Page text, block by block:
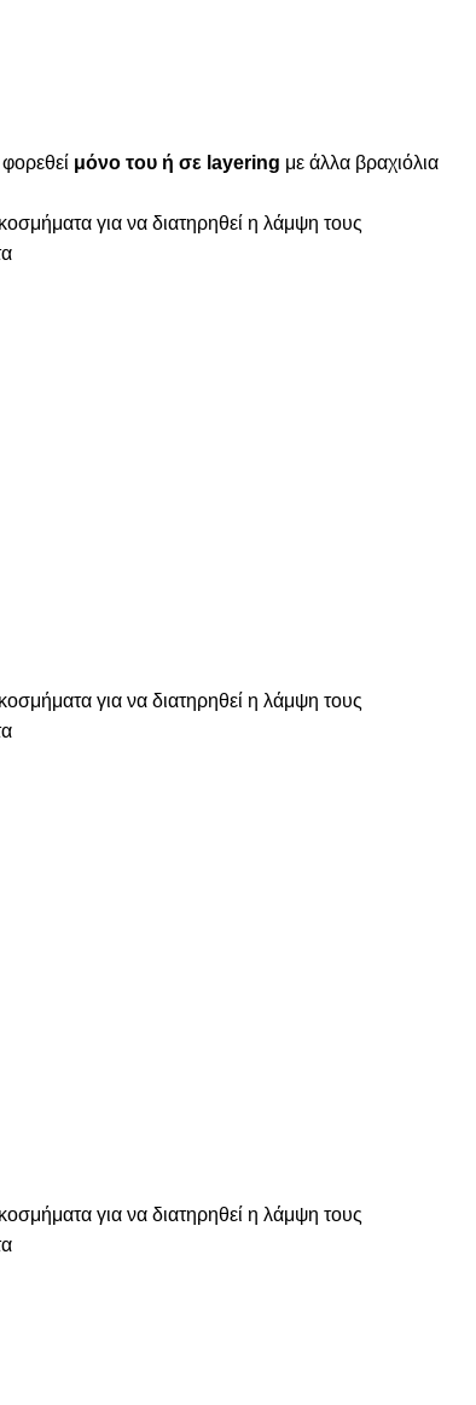
μόνο του ή σε layering με άλλα βραχιόλια
για να διατηρηθεί η λάμψη τους
για να διατηρηθεί η λάμψη τους
για να διατηρηθεί η λάμψη τους